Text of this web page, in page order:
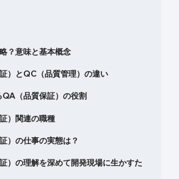
？意味と基本概念
）とQC（品質管理）の違い
QA（品質保証）の役割
）関連の職種
）の仕事の実態は？
）の理解を深めて開発現場に生かすた